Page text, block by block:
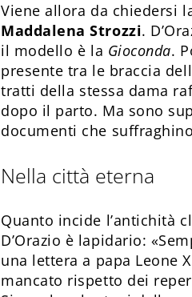
Viene allora da chiedersi
Maddalena Strozzi.
il modello è la Gioconda.
presente tra le braccia
tratti della stessa dama
dopo il parto. Ma sono
documenti che
Nella città eterna
Quanto incide l’antichità
D’Orazio è lapidario:
una lettera a papa Leone
mancato rispetto dei